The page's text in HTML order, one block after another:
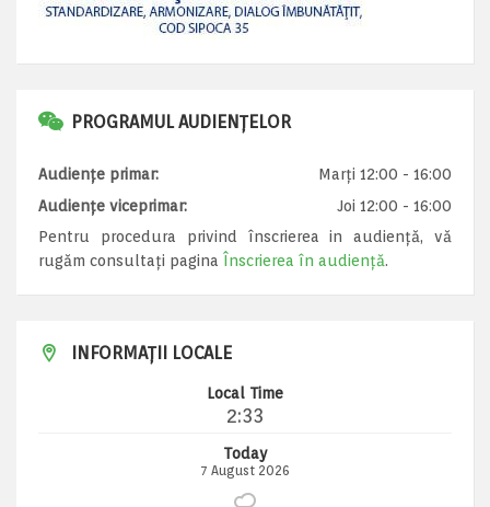
PROGRAMUL AUDIENȚELOR
Audiențe primar:
Marți 12:00 - 16:00
Audiențe viceprimar:
Joi 12:00 - 16:00
Pentru procedura privind înscrierea in audiență, vă
rugăm consultați pagina Înscrierea în audiență.
INFORMAȚII LOCALE
Local Time
2:33
Today
7 August 2026